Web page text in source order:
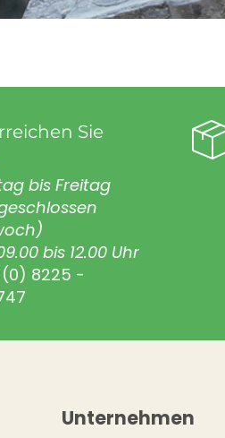
Sie
bis Freitag
bis 12.00 Uhr
8225 -
Unternehmen